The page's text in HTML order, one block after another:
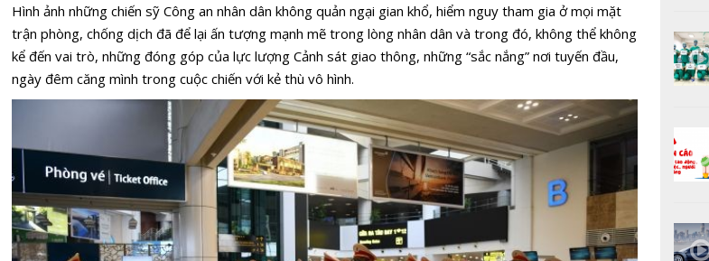
Hình ảnh những chiến sỹ Công an nhân dân không quản ngại gian khổ, hiểm nguy tham gia ở mọi mặt
trận phòng, chống dịch đã để lại ấn tượng mạnh mẽ trong lòng nhân dân và trong đó, không thể không
kể đến vai trò, những đóng góp của lực lượng Cảnh sát giao thông, những “sắc nắng” nơi tuyến đầu,
ngày đêm căng mình trong cuộc chiến với kẻ thù vô hình.